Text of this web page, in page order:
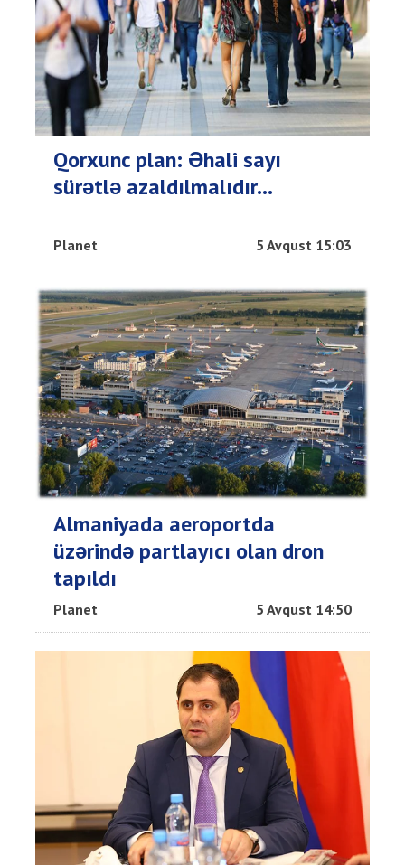
Qorxunc plan: Əhali sayı
sürətlə azaldılmalıdır...
Planet 5 Avqust 15:03
Almaniyada aeroportda
üzərində partlayıcı olan dron
tapıldı
Planet 5 Avqust 14:50